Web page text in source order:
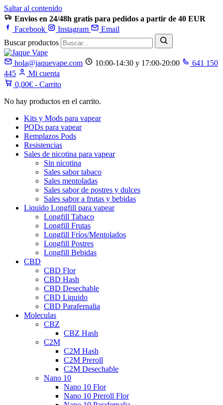
Saltar al contenido
Envios en 24/48h gratis para pedidos a partir de 40 EUR
Facebook
Instagram
Email
Buscar productos
hola@jaquevape.com 10:00-14:30 y 17:00-20:00
641 150
445
Mi cuenta
0,00€ - Carrito
No hay productos en el carrito.
Kits y Mods para vapear
PODs para vapear
Remplazos Pods
Resistencias
Sales de nicotina para vapear
Sin nicotina
Sales sabor tabaco
Sales mentoladas
Sales sabor de postres y dulces
Sales sabor a frutas y bebidas
Liquido Longfill para vapear
Longfill Tabaco
Longfill Frutas
Longfill Fríos/Mentolados
Longfill Postres
Longfill Bebidas
CBD
CBD Flor
CBD Hash
CBD Desechable
CBD Liquido
CBD Parafernalia
Moleculas
CBZ
CBZ Hash
C2M
C2M Hash
C2M Preroll
C2M Desechable
Nano 10
Nano 10 Flor
Nano 10 Preroll Flor